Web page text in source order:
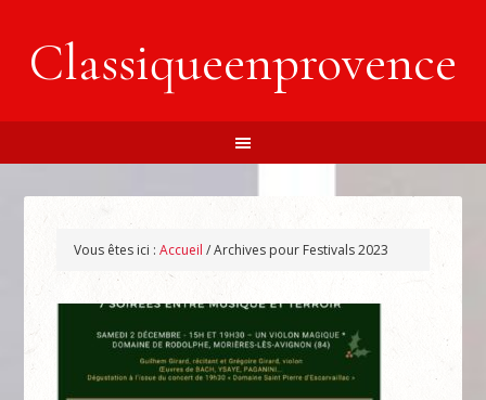
Classiqueenprovence
Vous êtes ici :Accueil /Archives pour Festivals 2023